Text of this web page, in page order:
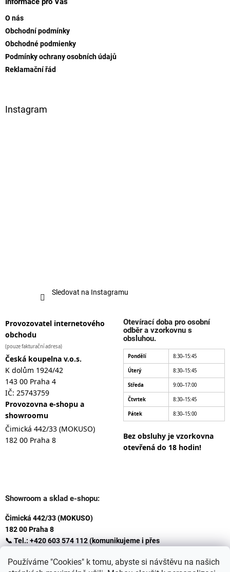
Používáme "Cookies" k tomu, abyste si návštěvu na našich
v
O nás
Obchodní podmínky
Obchodné podmienky
Podmínky ochrany osobních údajů
Reklamační řád
Instagram
Sledovat na Instagramu
Provozovatel internetového
obchodu
(pouze fakturační adresa)
Česká koupelna v.o.s.
K dolům 1924/42
143 00 Praha 4
IČ: 25743759
Provozovna e-shopu a
showroomu
Čimická 442/33 (MOKUSO)
182 00 Praha 8
Otevírací doba pro osobní
odběr a vzorkovnu s
obsluhou.
Pondělí 8:30–15:45
Úterý 8:30–15:45
Středa 9:00–17:00
Čtvrtek 8:30–15:45
Pátek 8:30–15:00
Bez obsluhy je vzorkovna
otevřená do 18 hodin!
Showroom a sklad e-shopu:
Čimická 442/33 (MOKUSO)
182 00 Praha 8
📞 Tel.: +420 603 574 112 (komunikujeme i přes